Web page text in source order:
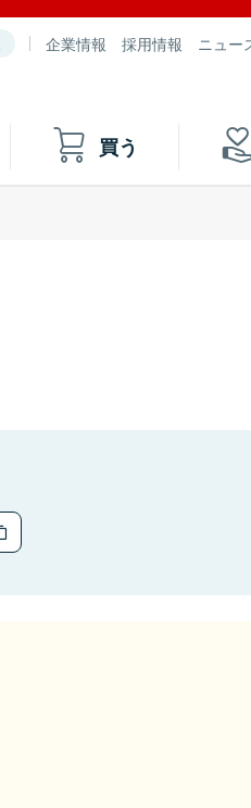
企業情報 採用情報 ニュー
買う